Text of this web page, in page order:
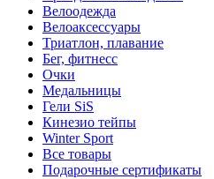
Велоодежда
Велоаксессуары
Триатлон, плавание
Бег, фитнесс
Очки
Медальницы
Гели SiS
Кинезио тейпы
Winter Sport
Все товары
Подарочные сертификаты